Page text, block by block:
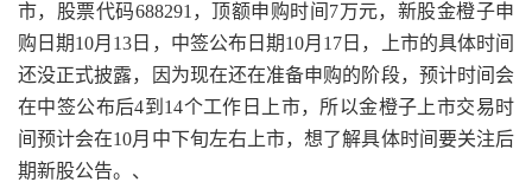
市，股票代码688291，顶额申购时间7万元，新股金橙子申
购日期10月13日，中签公布日期10月17日，上市的具体时间
还没正式披露，因为现在还在准备申购的阶段，预计时间会
在中签公布后4到14个工作日上市，所以金橙子上市交易时
间预计会在10月中下旬左右上市，想了解具体时间要关注后
期新股公告。、